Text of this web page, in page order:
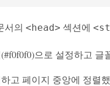
서의 <head> 섹션에
으로 설정하고 글
고 페이지 중앙에 정렬